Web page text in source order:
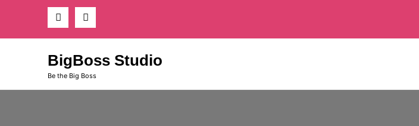
BigBoss Studio
Be the Big Boss